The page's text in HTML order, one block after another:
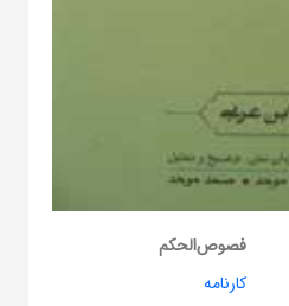
فصوص‌الحکم
کارنامه